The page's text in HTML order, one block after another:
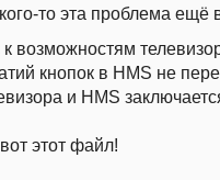
то эта проблема ещё
возможностям
кнопок в HMS не
и HMS
этот файл!